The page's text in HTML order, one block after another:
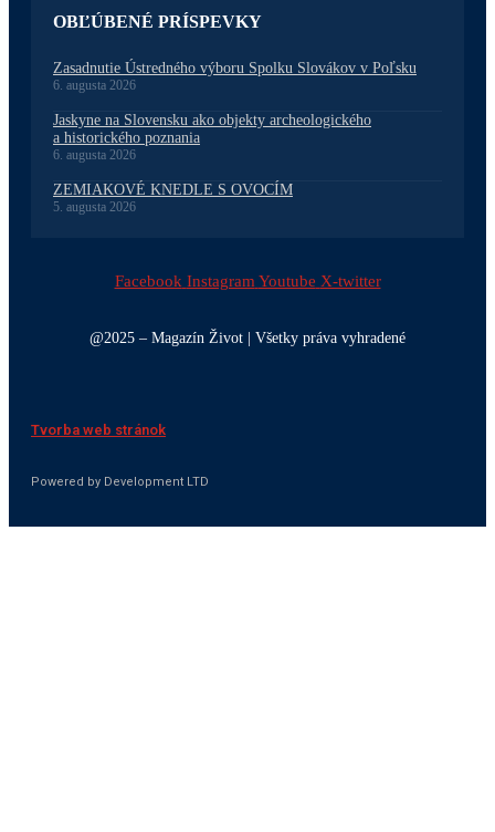
OBĽÚBENÉ PRÍSPEVKY
Zasadnutie Ústredného výboru Spolku Slovákov v Poľsku
6. augusta 2026
Jaskyne na Slovensku ako objekty archeologického
a historického poznania
6. augusta 2026
ZEMIAKOVÉ KNEDLE S OVOCÍM
5. augusta 2026
Facebook Instagram Youtube X-twitter
@2025 – Magazín Život | Všetky práva vyhradené
Tvorba web stránok
Powered by Development LTD